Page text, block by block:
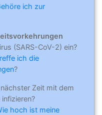
ich zur
(SARS-CoV-2) ein?
ich die
?
Zeit mit dem
hoch ist meine